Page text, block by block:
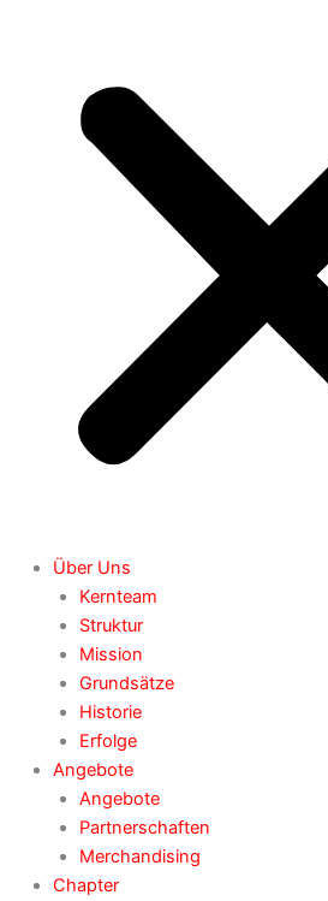
Über Uns
Kernteam
Struktur
Mission
Grundsätze
Historie
Erfolge
Angebote
Angebote
Partnerschaften
Merchandising
Chapter